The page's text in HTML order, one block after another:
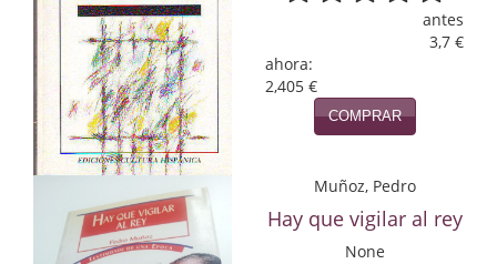
Local
Mafia y espionaje
Matemáticas
Medicina
Naturaleza
antes
3,7 €
ahora:
2,405 €
COMPRAR
Muñoz, Pedro
Hay que vigilar al rey
None